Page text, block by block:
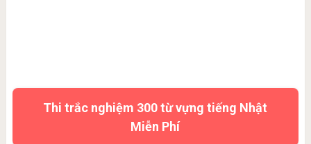
Thi trắc nghiệm 300 từ vựng tiếng Nhật
Miễn Phí